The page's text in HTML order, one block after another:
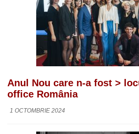
Anul Nou care n-a fost >
office România
1 OCTOMBRIE 2024